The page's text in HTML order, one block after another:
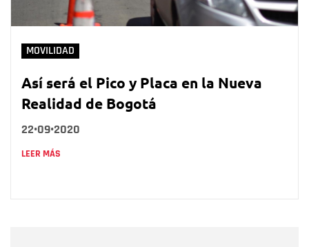
MOVILIDAD
Así será el Pico y Placa en la Nueva
Realidad de Bogotá
22•09•2020
LEER MÁS